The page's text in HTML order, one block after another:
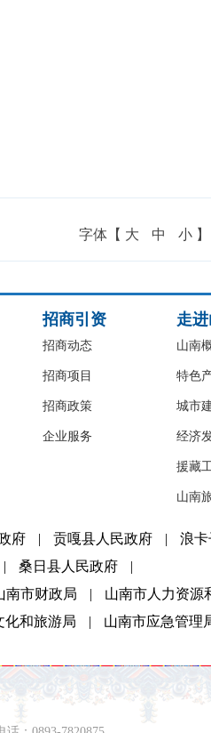
字体【 大 中 小 】
招商引资
招商动态
招商项目
招商政策
企业服务
走
山南
特色
城市
经济
援藏
山南
府 | 贡嘎县人民政府 |
浪
| 桑日县人民政府
|
南市财政局 |
山南市人力资源
化和旅游局 | 山南市应急管理